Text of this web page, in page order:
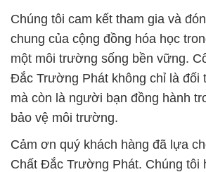
Chúng tôi cam kết tham gia và
chung của cộng đồng hóa học
một môi trường sống bền vững.
Đắc Trường Phát không chỉ là đối
mà còn là người bạn đồng hành
bảo vệ môi trường.
Cảm ơn quý khách hàng đã lựa
Chất Đắc Trường Phát. Chúng tôi